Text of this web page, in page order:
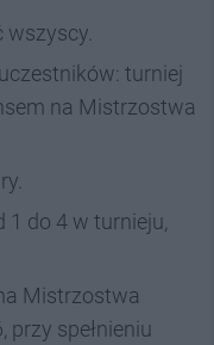
turniej
na Mistrzostwa
1 do 4 w turnieju,
Mistrzostwa
przy spełnieniu